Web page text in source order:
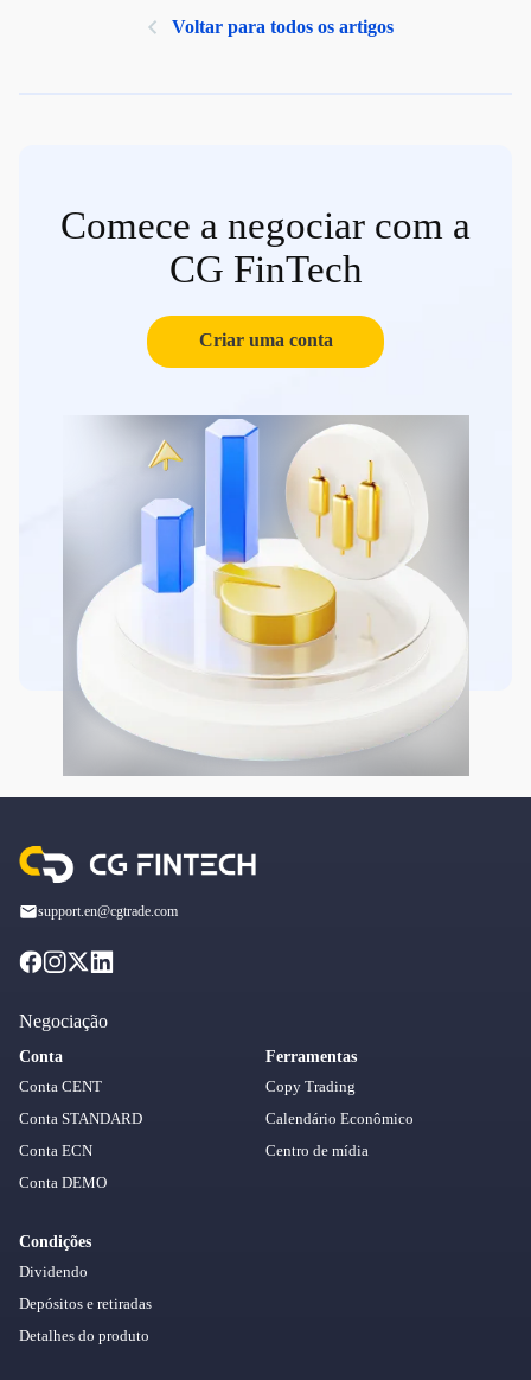
Voltar para todos os artigos
Comece a negociar com a
CG FinTech
Criar uma conta
support.en@cgtrade.com
Negociação
Conta
Conta CENT
Conta STANDARD
Conta ECN
Conta DEMO
Condições
Dividendo
Depósitos e retiradas
Detalhes do produto
Ferramentas
Copy Trading
Calendário Econômico
Centro de mídia